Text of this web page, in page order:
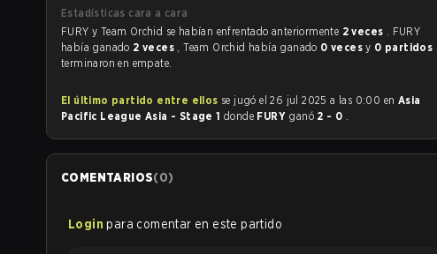
Estadísticas cara a cara
FURY y Team Orchid se habían enfrentado anteriormente 2 veces . FURY
había ganado 2 veces , Team Orchid había ganado 0 vecesy 0 partidos
terminaron en empate.
El último partido entre ellos se jugó el 26 jul 2025 a las 0:00 en Asia
Pacific League Asia - Stage 1 donde FURY ganó 2 - 0 .
COMENTARIOS(0)
Login para comentar en este partido